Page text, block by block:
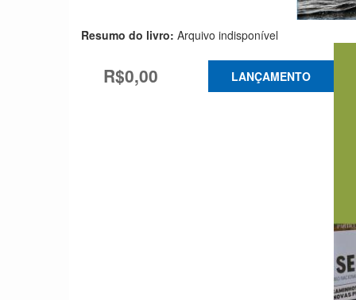
Resumo do livro: Arquivo indisponível
R$0,00 LANÇAMENTO